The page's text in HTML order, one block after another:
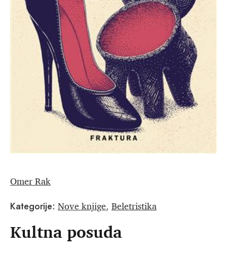
Omer Rak
Kategorije: Nove knjige, Beletristika
Kultna posuda